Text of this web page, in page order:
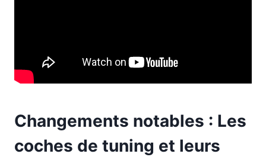
Changements notables : Les
coches de tuning et leurs